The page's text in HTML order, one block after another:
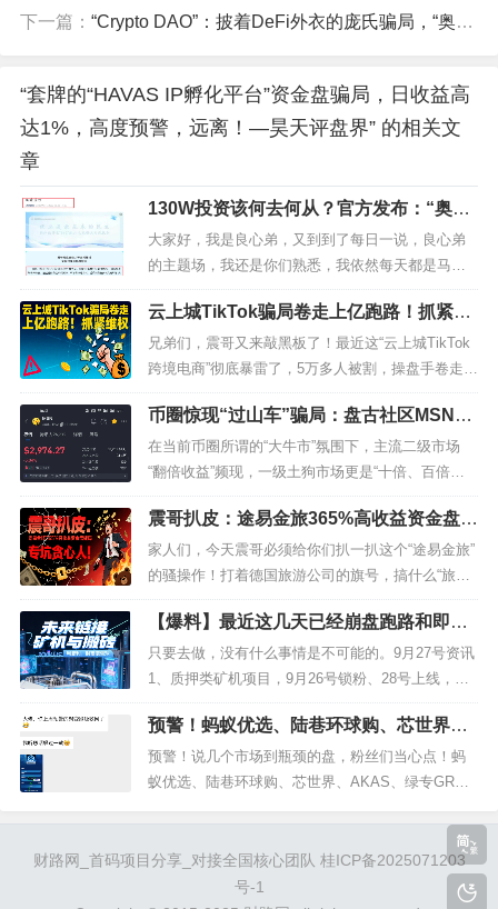
下一篇： “Crypto DAO”：披着DeFi外衣的庞氏骗局，“奥林巴斯V3”资金盘收割大戏！！
“套牌的“HAVAS IP孵化平台”资金盘骗局，日收益高
达1%，高度预警，远离！—昊天评盘界” 的相关文
章
130W投资该何去何从？官方发布：“奥拉
丁Origin”是骗局，改名“起源契约，还能
走多久，内幕消息说已经被盯上了，注意
警惕。
大家好，我是良心弟，又到到了每日一说，良心弟
的主题场，我还是你们熟悉，我依然每天都是马不
停蹄，坐在电脑面前，给大家不停码字青年，定期
给大家普及行业热点资讯八卦，良心弟一直致力于
深耕提供互联网自媒体，励志于打造第一行业资讯
前沿自媒体输出内容，揭秘各种资金盘和币圈区块
链的黑内幕套路。目前良心弟查询关于奥...
云上城TikTok骗局卷走上亿跑路！抓紧维
权
兄弟们，震哥又来敲黑板了！最近这“云上城TikTok
跨境电商”彻底暴雷了，5万多人被割，操盘手卷走一
个多亿直接关网跑路！之前震哥预警好几次，结果
还被投诉删帖，这帮人真是做贼心虚啊！说白了，
这就是个纯资金盘骗局，啥跨境电商都是幌子，后
台数据全是代码编的，压根没真实交易！套路就那
老三样：交钱入门、拉人头...
币圈惊现“过山车”骗局：盘古社区MSN币
暴涨1.5万倍后暴跌99%，大爷大妈被套上
亿
在当前币圈所谓的“大牛市”氛围下，主流二级市场
“翻倍收益”频现，一级土狗市场更是“十倍、百倍项
目”扎堆，不少投资者被“快速暴富”的幻象裹挟。而
盘古社区推出的MSN币（又称“盘古社区美少女”），
便是这场狂热中的“典型骗局”——短短几天内价格飙
升1.5万倍，却在操盘手的精心设计下暴跌99%，大
量投资者尤...
震哥扒皮：途易金旅365%高收益资金盘骗
局，专坑贪心人！
家人们，今天震哥必须给你们扒一扒这个“途易金旅”
的骚操作！打着德国旅游公司的旗号，搞什么“旅游
+金融”，其实就是个貔貅盘——钱进去就别想出来
了！他们搞了个APP，送你28块小甜头，天天让你
签到抽奖，搞得跟真的一样。短期产品让你赚点零
花钱，等你一上头投了长期，呵呵，直接锁仓等
死！月化20%收益？震哥告...
【爆料】最近这几天已经崩盘跑路和即将
崩盘跑路和上线的40多个各种资金盘，基
本大部分都在这里了
只要去做，没有什么事情是不可能的。9月27号资讯
1、质押类矿机项目，9月26号锁粉、28号上线，实
名送200源力（日产0.5DK，DK2米/个，单边上
涨）；推1人得5源力，自动排线送5星大区，上星送
矿机+每日分h，每日搬砖得2%-8%收益。一起加入
这个充满希望和潜力的项目。（对接找华总：poos2
预警！蚂蚁优选、陆巷环球购、芯世界、
AKAS、绿专GREEN X、赫伯罗特、牧场
乐园、WWP、元来社区、菠萝猫、健享、
全民地票
预警！说几个市场到瓶颈的盘，粉丝们当心点！蚂
蚁优选、陆巷环球购、芯世界、AKAS、绿专GREE
萝猫、健享、全民地票1优哩哩现在说的所有“拖延话
术”，什么“系统维护”“正在对接资源”等等，全是忽
悠！这盘子已经凉透了，千万别信！这个规模比较
财路网_首码项目分享_对接全国核心团队 桂ICP备2025071203
号-1